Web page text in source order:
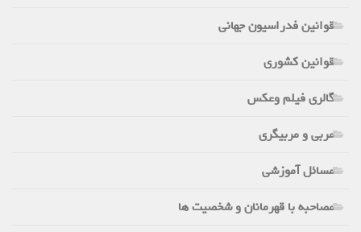
قوانین فدراسیون جهانی
قوانین کشوری
گالری فیلم وعکس
مربی و مربیگری
مسائل آموزشی
مصاحبه با قهرمانان و شخصیت ها